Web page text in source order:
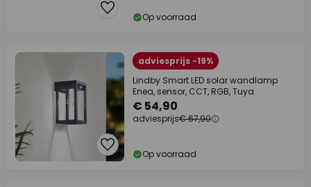
Op voorraad
adviesprijs -19%
Lindby Smart LED solar wandlamp
Enea, sensor, CCT, RGB, Tuya
€ 54,90
adviesprijs€ 67,90
Op voorraad